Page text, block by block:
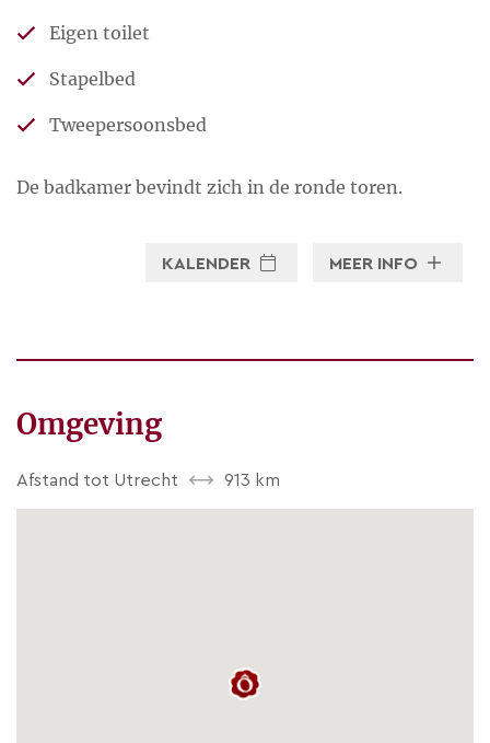
Eigen toilet
Stapelbed
Tweepersoonsbed
De badkamer bevindt zich in de ronde toren.
KALENDER MEER INFO
Omgeving
Afstand tot Utrecht 913 km